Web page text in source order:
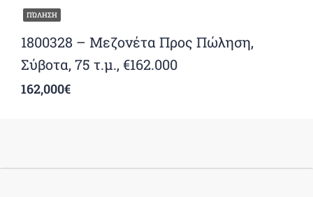
ΠΏΛΗΣΗ
1800328 – Μεζονέτα Προς Πώληση,
Σύβοτα, 75 τ.μ., €162.000
162,000€